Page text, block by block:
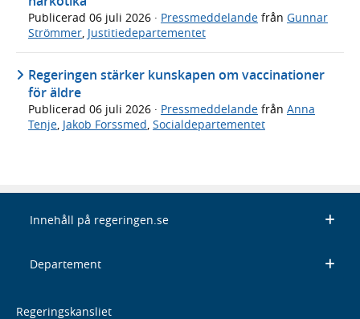
Publicerad 06 juli 2026 · Pressmeddelande från Gunnar
Strömmer, Justitiedepartementet
Regeringen stärker kunskapen om vaccinationer
för äldre
Publicerad 06 juli 2026 · Pressmeddelande från Anna
Tenje Jakob Forssmed Socialdepartementet
Innehåll på regeringen.se
Departement
Regeringskansliet